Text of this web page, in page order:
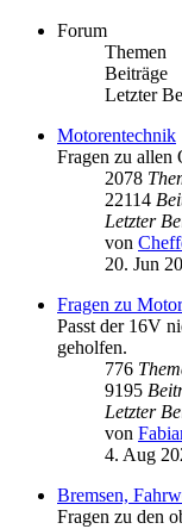
Forum
Themen
Beiträge
Letzter
Motorentechnik
Fragen zu allen
2078
22114
Letzter
von
20. Jun
Fragen zu
Passt der 16V
geholfen.
776
9195
Letzter
von
4. Aug
Bremsen,
Fragen zu den